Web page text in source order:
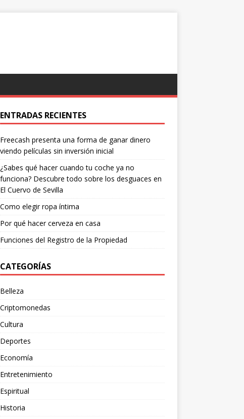
ENTRADAS RECIENTES
Freecash presenta una forma de ganar dinero
viendo películas sin inversión inicial
¿Sabes qué hacer cuando tu coche ya no
funciona? Descubre todo sobre los desguaces en
El Cuervo de Sevilla
Como elegir ropa íntima
Por qué hacer cerveza en casa
Funciones del Registro de la Propiedad
CATEGORÍAS
Belleza
Criptomonedas
Cultura
Deportes
Economía
Entretenimiento
Espiritual
Historia